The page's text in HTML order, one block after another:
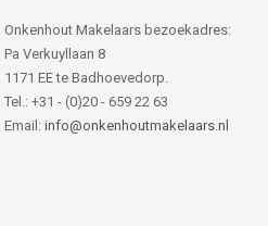
Onkenhout Makelaars bezoekadres:
Pa Verkuyllaan 8
1171 EE te Badhoevedorp.
Tel.: +31 - (0)20 - 659 22 63
Email: info@onkenhoutmakelaars.nl